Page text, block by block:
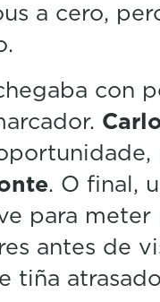
a cero,
con
. O final,
para meter
antes de
tiña